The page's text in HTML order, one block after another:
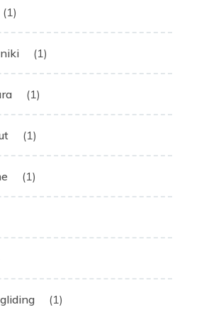
(1)
(1)
(1)
(1)
(1)
(1)